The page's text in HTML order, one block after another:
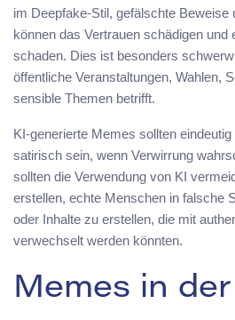
im Deepfake-Stil, gefälschte Beweise
können das Vertrauen schädigen und
schaden. Dies ist besonders
öffentliche Veranstaltungen, Wahlen,
sensible Themen betrifft.
KI-generierte Memes sollten
satirisch sein, wenn Verwirrung
sollten die Verwendung von KI
erstellen, echte Menschen in falsche
oder Inhalte zu erstellen, die mit
verwechselt werden könnten.
Memes in der